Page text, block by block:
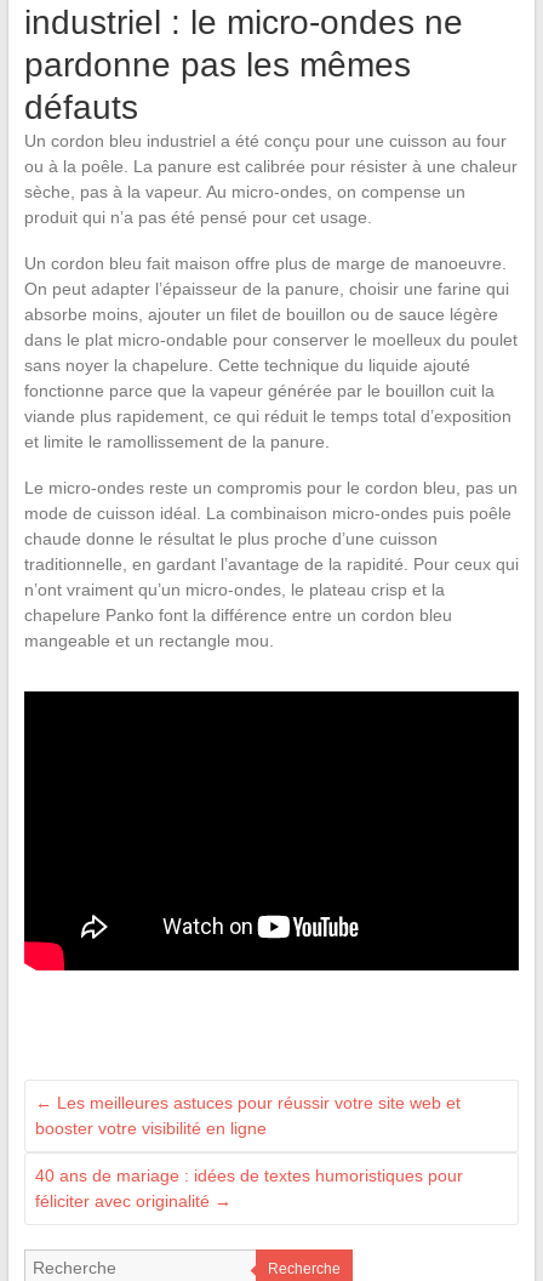
industriel : le micro-ondes ne
pardonne pas les mêmes
défauts
Un cordon bleu industriel a été conçu pour une cuisson au four
ou à la poêle. La panure est calibrée pour résister à une chaleur
sèche, pas à la vapeur. Au micro-ondes, on compense un
produit qui n’a pas été pensé pour cet usage.
Un cordon bleu fait maison offre plus de marge de manoeuvre.
On peut adapter l’épaisseur de la panure, choisir une farine qui
absorbe moins, ajouter un filet de bouillon ou de sauce légère
dans le plat micro-ondable pour conserver le moelleux du poulet
sans noyer la chapelure. Cette technique du liquide ajouté
fonctionne parce que la vapeur générée par le bouillon cuit la
viande plus rapidement, ce qui réduit le temps total d’exposition
et limite le ramollissement de la panure.
Le micro-ondes reste un compromis pour le cordon bleu, pas un
mode de cuisson idéal. La combinaison micro-ondes puis poêle
chaude donne le résultat le plus proche d’une cuisson
traditionnelle, en gardant l’avantage de la rapidité. Pour ceux qui
n’ont vraiment qu’un micro-ondes, le plateau crisp et la
chapelure Panko font la différence entre un cordon bleu
mangeable et un rectangle mou.
← Les meilleures astuces pour réussir votre site web et
booster votre visibilité en ligne
40 ans de mariage : idées de textes humoristiques pour
féliciter avec originalité →
Recherche